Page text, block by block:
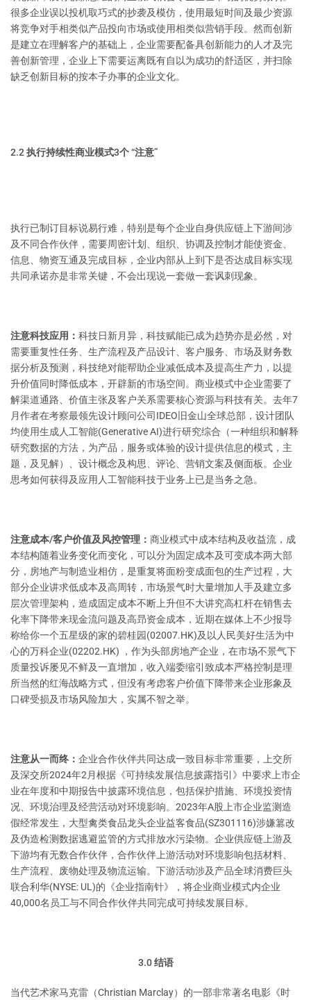
很多企业误以投机取巧式的抄袭及模仿，使用最短时间及最少资源
将竞争对手相类似产品投向市场或使用相类似营销手段。然而创新
是建立在理解客户的基础上，企业需要配备具创新能力的人才及完
善创新管理，企业上下需要运离既有自以为成功的舒适区，并扫除
缺乏创新目标的按本子办事的企业文化。
2.2 执行持续性商业模式3个 “注意”
执行已制订目标说易行难，特别是每个企业自身供应链上下游间涉
及不同合作伙伴，需要周密计划、组织、协调及控制才能使资金、
信息、物资互通及完成目标，企业内部从上到下是否达成目标实现
共同承诺亦是非常关键，不会出现说一套做一套讽刺现象。
注意科技应用： 科技日新月异，科技赋能已成为趋势亦是必然，对
需要重复性任务、生产流程及产品设计、客户服务、市场及财务数
据分析及预测，科技绝对能帮助企业减低成本及提高生产力，以提
升价值同时降低成本，开辟新的市场空间。商业模式中企业需要了
解渠道通路、价值主张及客户关系需要核心资源与科技有关。去年7
月作者在考察最领先设计顾问公司IDEO旧金山全球总部，设计团队
均使用生成人工智能(Generative AI)进行研究综合（一种组织和解释
研究数据的方法，为产品，服务或体验的设计提供信息的模式，主
题，及见解）、设计概念及构思、评论、营销文案及侧面板。企业
思考如何获得及应用人工智能科技于业务上已是当务之急。
注意成本/客户价值及风控管理： 商业模式中成本结构及收益流，成
本结构随着业务变化而变化，可以分为固定成本及可变成本两大部
分，房地产与制造业相仿，是重复将面粉变成面包的生产过程，大
部分企业讲求低成本及高周转，市场景气时大量增加人手及建立多
层次管理架构，造成固定成本不断上升但不大讲究高杠杆在销售去
化率下降带来现金流问题及高昻资金成本，近期在媒体上不少报导
称给你一个五星级的家的碧桂园(02007.HK)及以人民美好生活为中
心的万科企业(02202.HK) ，作为头部房地产企业，在市场不景气下
质量投诉屡见不鲜及一直增加，收入端委缩引致成本严格控制是理
所当然的红海战略方式，但没有考虑客户价值下降带来企业形象及
口碑受损及市场风险加大，实属不智之举。
注意从一而终： 企业合作伙伴共同达成一致目标非常重要，上交所
及深交所2024年2月根据《可持续发展信息披露指引》中要求上市企
业在年度和中期报告中披露环境信息，包括保护措施、环境投资情
况、环境治理及经营活动对环境影响。2023年A股上市企业监测造
假经常发生，大型禽类食品龙头企业益客食品(SZ301116)涉嫌篡改
及伪造检测数据逃避监管的方式排放水污染物。企业供应链上游及
下游均有无数合作伙伴，合作伙伴上游活动对环境影响包括材料、
生产流程、废物处理及物流运输。下游活动涉及产品全球消费巨头
联合利华(NYSE: UL)的《企业指南针》，将企业商业模式内企业
40,000名员工与不同合作伙伴共同完成可持续发展目标。
3.0 结语
当代艺术家马克雷（Christian Marclay）的一部非常著名电影《时